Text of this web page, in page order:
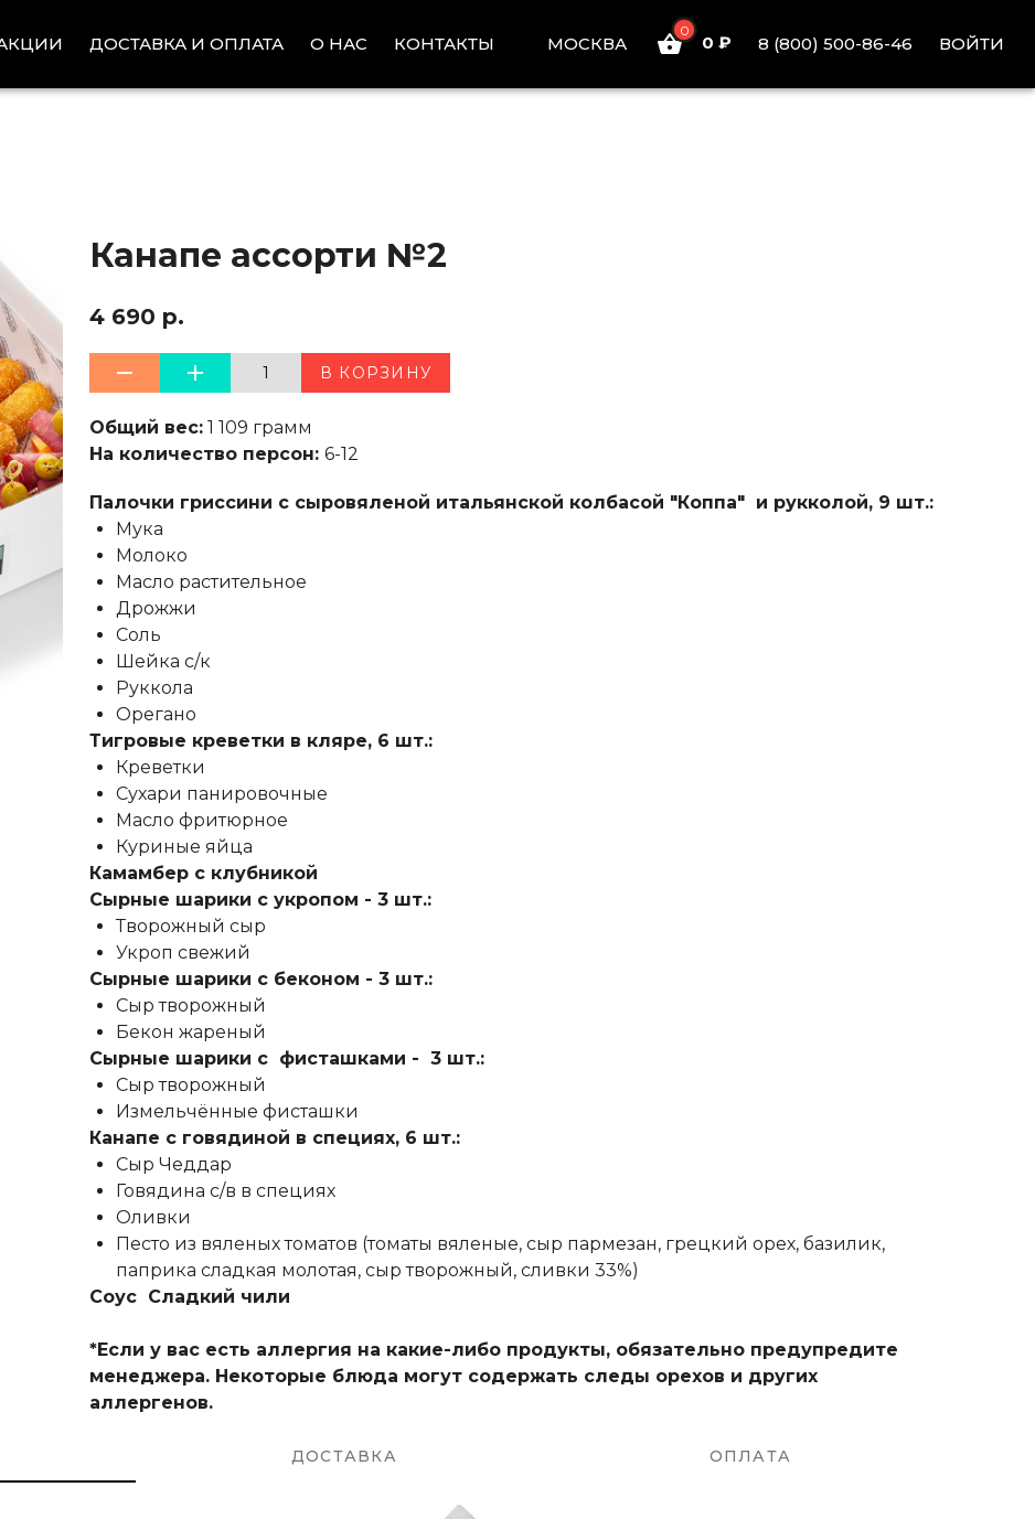
ДОСТАВКА И ОПЛАТА О НАС КОНТАКТЫ МОСКВА
0
0 ₽ 8 (800) 500-86-46 ВОЙТИ
Канапе ассорти №2
4 690 р.
1 В КОРЗИНУ
Общий вес:1 109 грамм
На количество персон: 6-12
Палочки гриссини с сыровяленой итальянской колбасой "Коппа" и рукколой, 9 шт.:
Мука
Молоко
Масло растительное
Дрожжи
Соль
Шейка с/к
Руккола
Орегано
Тигровые креветки в кляре, 6 шт.:
Креветки
Сухари панировочные
Масло фритюрное
Куриные яйца
Камамбер с клубникой
Сырные шарики с укропом - 3 шт.:
Творожный сыр
Укроп свежий
Сырные шарики с беконом - 3 шт.:
Сыр творожный
Бекон жареный
Сырные шарики с фисташками - 3 шт.:
Сыр творожный
Измельчённые фисташки
Канапе с говядиной в специях, 6 шт.:
Сыр Чеддар
Говядина с/в в специях
Оливки
Песто из вяленых томатов (томаты вяленые, сыр пармезан, грецкий орех, базилик,
паприка сладкая молотая, сыр творожный, сливки 33%)
Соус Сладкий чили
*Если у вас есть аллергия на какие-либо продукты, обязательно предупредите
менеджера. Некоторые блюда могут содержать следы орехов и других
аллергенов.
ДОСТАВКА ОПЛАТА